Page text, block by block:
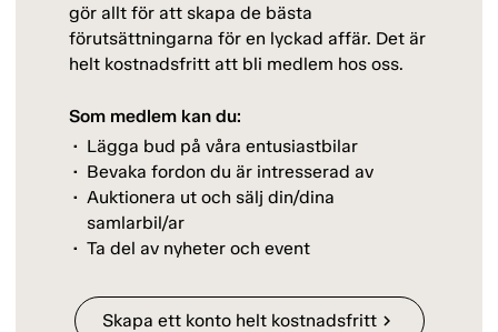
gör allt för att skapa de bästa
förutsättningarna för en lyckad affär. Det är
helt kostnadsfritt att bli medlem hos oss.
Som medlem kan du:
Lägga bud på våra entusiastbilar
Bevaka fordon du är intresserad av
Auktionera ut och sälj din/dina
samlarbil/ar
Ta del av nyheter och event
Skapa ett konto helt kostnadsfrittchevron_right